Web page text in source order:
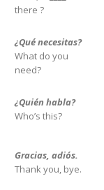
there ?
¿Qué necesitas?
What do you
need?
¿Quién habla?
Who’s this?
Gracias, adiós.
Thank you, bye.